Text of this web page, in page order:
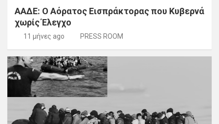
ΑΑΔΕ: Ο Αόρατος Εισπράκτορας που Κυβερνά
χωρίς Έλεγχο
11 μήνες ago PRESS ROOM